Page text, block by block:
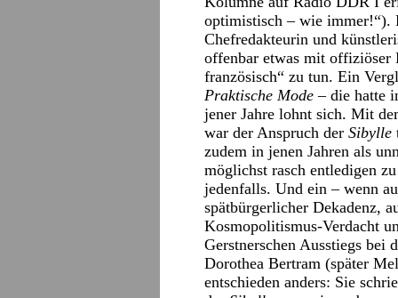
optimistisch – wie immer!“).
Chefredakteurin und
offenbar etwas mit
französisch“ zu tun. Ein
Praktische Mode – die hatte
jener Jahre lohnt sich. Mit
war der Anspruch der Sibylle
zudem in jenen Jahren als
möglichst rasch entledigen
jedenfalls. Und ein – wenn
spätbürgerlicher Dekadenz,
Kosmopolitismus-Verdacht
Gerstnerschen Ausstiegs bei
Dorothea Bertram (später
entschieden anders: Sie